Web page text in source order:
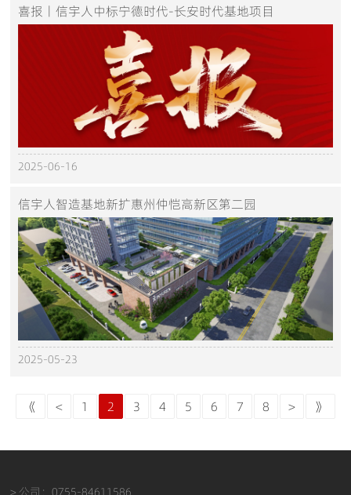
喜报丨信宇人中标宁德时代-长安时代基地项目
2025-06-16
信宇人智造基地新扩惠州仲恺高新区第二园
2025-05-23
《 < 1 2 3 4 5 6 7 8 > 》
> 公司：0755-84611586